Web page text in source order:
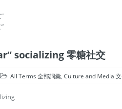
socializing 零糖社交
All Terms 全部詞彙, Culture and Media